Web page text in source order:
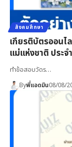
สังคมศึกษา
เกียรติบัตรออนไ
แม่แห่งชาติ ประ
ทำข้อสอบวัดร…
Byพี่แอดมิน08/08/